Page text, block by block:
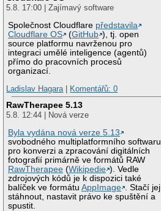
5.8. 17:00 | Zajímavý software
Společnost Cloudflare představila
Cloudflare OS
(GitHub ), tj. open
source platformu navrženou pro
integraci umělé inteligence (agentů)
přímo do pracovních procesů
organizací.
Ladislav Hagara| Komentářů: 0
RawTherapee 5.13
5.8. 12:44 | Nová verze
Byla vydána nová verze 5.13
svobodného multiplatformního softwaru
pro konverzi a zpracování digitálních
fotografií primárně ve formátů RAW
RawTherapee (Wikipedie ). Vedle
zdrojových kódů je k dispozici také
balíček ve formátuAppImage
. Stačí jej
stáhnout, nastavit právo ke spuštění a
spustit.